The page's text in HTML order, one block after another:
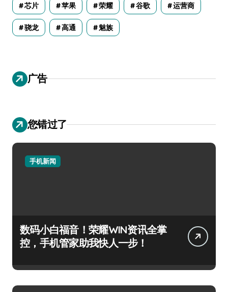
芯片 苹果 荣耀 谷歌 运营商
骁龙 高通 魅族
广告
您错过了
手机新闻
数码小白福音！荣耀WIN资讯全掌
控，手机管家助我快人一步！